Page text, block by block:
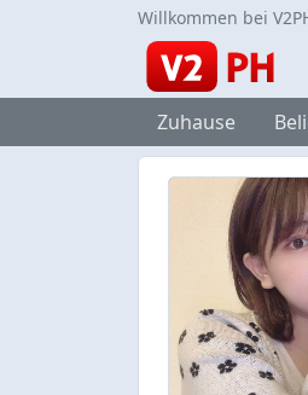
Willkommen bei
Zuhause